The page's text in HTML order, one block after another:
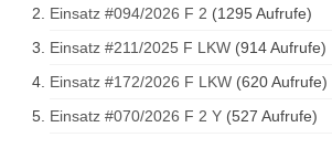
Kleinalarmfahrzeug KLAF
Kommandowagen KdoW
Einsatz #094/2026 F 2 (1295 Aufrufe)
Einsatz #211/2025 F LKW (914 Aufrufe)
Einsatz #172/2026 F LKW (620 Aufrufe)
Einsatz #070/2026 F 2 Y (527 Aufrufe)